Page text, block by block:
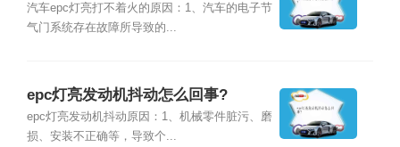
汽车epc灯亮打不着火的原因：1、汽车的电子节
气门系统存在故障所导致的...
epc灯亮发动机抖动怎么回事?
epc灯亮发动机抖动原因：1、机械零件脏污、磨
损、安装不正确等，导致个...